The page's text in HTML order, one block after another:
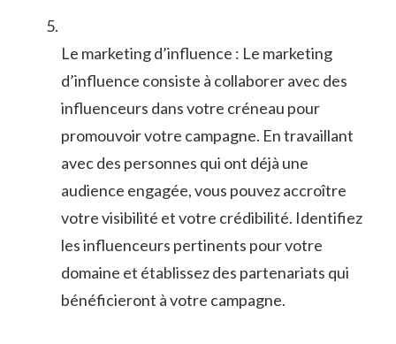
Le marketing d’influence : Le marketing
d’influence consiste⁣ à⁣ collaborer ‌avec des
influenceurs dans votre créneau​ pour
promouvoir votre campagne. ⁢En ‌travaillant
avec‌ des ⁣personnes ​qui ont déjà ⁢une
⁣audience⁣ engagée, vous pouvez accroître
votre visibilité et votre crédibilité. ⁣Identifiez
les influenceurs pertinents pour votre
domaine et établissez ‍des ​partenariats ‍qui
bénéficieront à⁤ votre‌ campagne.